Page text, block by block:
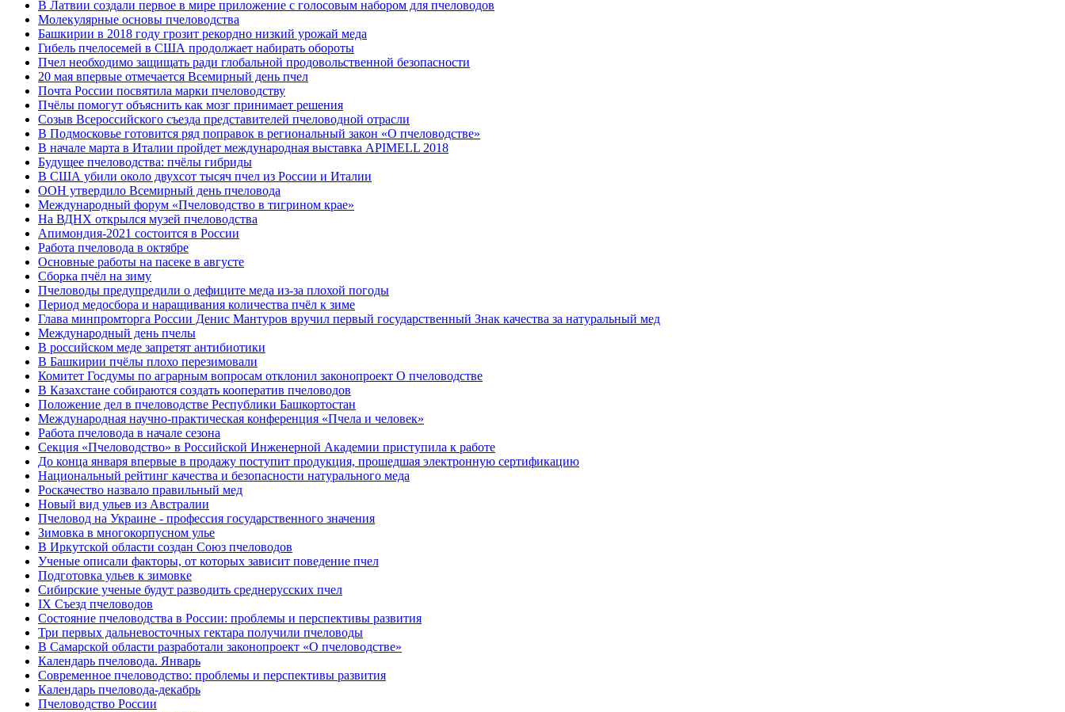
В Латвии создали первое в мире приложение с голосовым набором для пчеловодов
Молекулярные основы пчеловодства
Башкирии в 2018 году грозит рекордно низкий урожай меда
Гибель пчелосемей в США продолжает набирать обороты
Пчел необходимо защищать ради глобальной продовольственной безопасности
20 мая впервые отмечается Всемирный день пчел
Почта России посвятила марки пчеловодству
Пчёлы помогут объяснить как мозг принимает решения
Созыв Всероссийского съезда представителей пчеловодной отрасли
В Подмосковье готовится ряд поправок в региональный закон «О пчеловодстве»
В начале марта в Италии пройдет международная выставка APIMELL 2018
Будущее пчеловодства: пчёлы гибриды
В США убили около двухсот тысяч пчел из России и Италии
ООН утвердило Всемирный день пчеловода
Международный форум «Пчеловодство в тигрином крае»
На ВДНХ открылся музей пчеловодства
Апимондия-2021 состоится в России
Работа пчеловода в октябре
Основные работы на пасеке в августе
Сборка пчёл на зиму
Пчеловоды предупредили о дефиците меда из-за плохой погоды
Период медосбора и наращивания количества пчёл к зиме
Глава минпромторга России Денис Мантуров вручил первый государственный Знак качества за натуральный мед
Международный день пчелы
В российском меде запретят антибиотики
В Башкирии пчёлы плохо перезимовали
Комитет Госдумы по аграрным вопросам отклонил законопроект О пчеловодстве
В Казахстане собираются создать кооператив пчеловодов
Положение дел в пчеловодстве Республики Башкортостан
Международная научно-практическая конференция «Пчела и человек»
Работа пчеловода в начале сезона
Cекция «Пчеловодство» в Российской Инженерной Академии приступила к работе
До конца января впервые в продажу поступит продукция, прошедшая электронную сертификацию
Национальный рейтинг качества и безопасности натурального меда
Роскачество назвало правильный мед
Новый вид ульев из Австралии
Пчеловод на Украине - профессия государственного значения
Зимовка в многокорпусном улье
В Иркутской области создан Союз пчеловодов
Ученые описали факторы, от которых зависит поведение пчел
Подготовка ульев к зимовке
Сибирские ученые будут разводить среднерусских пчел
IX Съезд пчеловодов
Состояние пчеловодства в России: проблемы и перспективы развития
Три первых дальневосточных гектара получили пчеловоды
В Самарской области разработали законопроект «О пчеловодстве»
Календарь пчеловода. Январь
Современное пчеловодство: проблемы и перспективы развития
Календарь пчеловода-декабрь
Пчеловодство России